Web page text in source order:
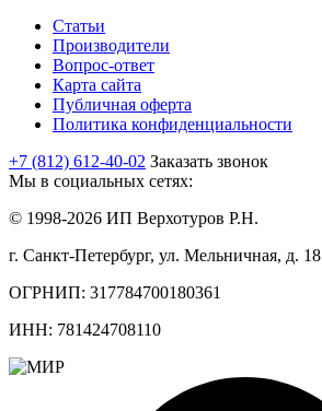
Статьи
Производители
Вопрос-ответ
Карта сайта
Публичная оферта
Политика конфиденциальности
+7 (812) 612-40-02 Заказать звонок
Мы в социальных сетях:
© 1998-2026 ИП Верхотуров Р.Н.
г. Санкт-Петербург, ул. Мельничная, д. 18
ОГРНИП: 317784700180361
ИНН: 781424708110